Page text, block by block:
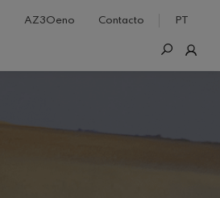
PT
AZ3Oeno Contacto